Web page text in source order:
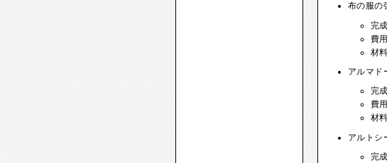
布の服の
完
費
材
アルマド
完
費
材
アルトシ
完